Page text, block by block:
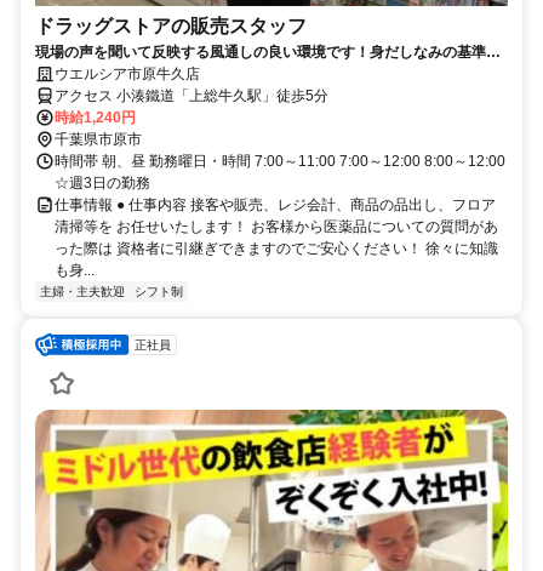
ドラッグストアの販売スタッフ
現場の声を聞いて反映する風通しの良い環境です！身だしなみの基準を
大幅に緩和しました！
ウエルシア市原牛久店
アクセス 小湊鐵道「上総牛久駅」徒歩5分
時給1,240円
千葉県市原市
時間帯 朝、昼 勤務曜日・時間 7:00～11:00 7:00～12:00 8:00～12:00
☆週3日の勤務
仕事情報 ● 仕事内容 接客や販売、レジ会計、商品の品出し、フロア
清掃等を お任せいたします！ お客様から医薬品についての質問があ
った際は 資格者に引継ぎできますのでご安心ください！ 徐々に知識
も身...
主婦・主夫歓迎 シフト制
正社員